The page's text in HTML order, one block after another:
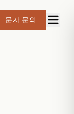
문자 문의